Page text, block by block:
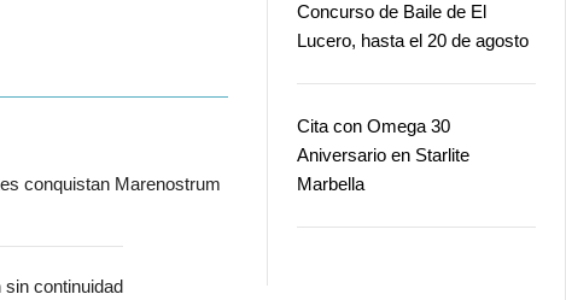
conquistan Marenostrum
sin continuidad
Concurso de Baile de El
Lucero, hasta el 20 de agosto
Cita con Omega 30
Aniversario en Starlite
Marbella